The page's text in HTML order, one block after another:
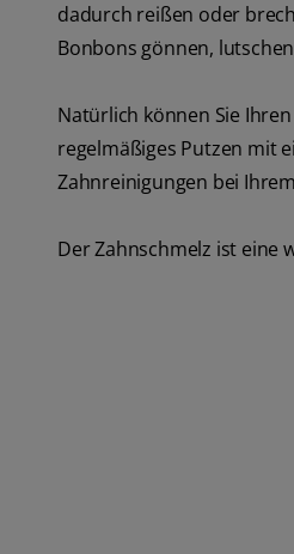
dadurch reißen oder
Bonbons gönnen,
Natürlich können Sie
regelmäßiges Putzen mit
Zahnreinigungen bei
Der Zahnschmelz ist eine